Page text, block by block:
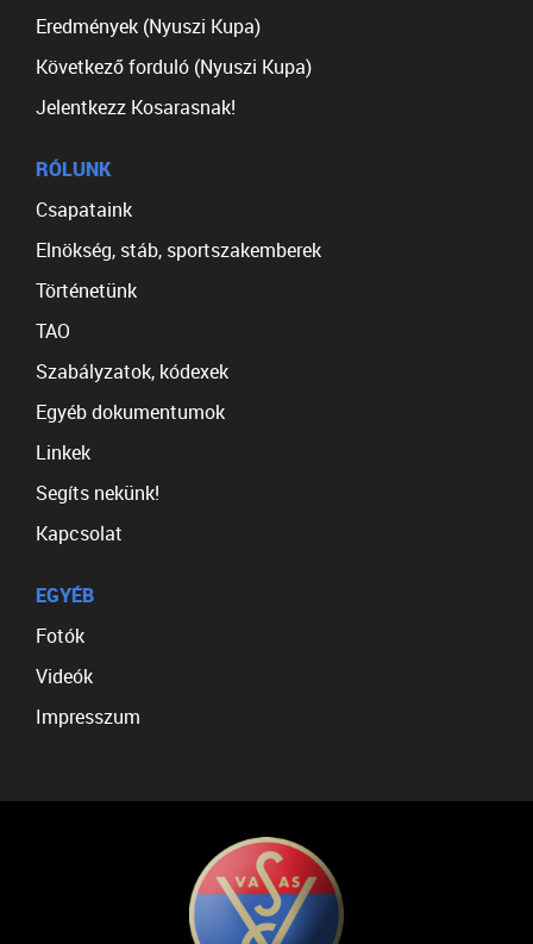
Eredmények (Nyuszi Kupa)
Következő forduló (Nyuszi Kupa)
Jelentkezz Kosarasnak!
RÓLUNK
Csapataink
Elnökség, stáb, sportszakemberek
Történetünk
TAO
Szabályzatok, kódexek
Egyéb dokumentumok
Linkek
Segíts nekünk!
Kapcsolat
EGYÉB
Fotók
Videók
Impresszum